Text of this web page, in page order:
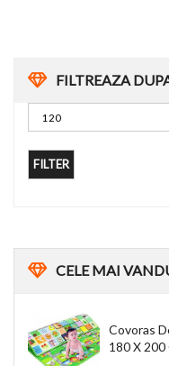
FILTREAZA
FILTER
CELEMAI
Covoras
180 X 200